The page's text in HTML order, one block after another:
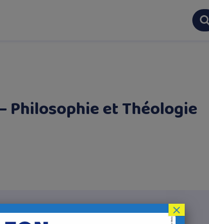
Philosophie et Théologie
×